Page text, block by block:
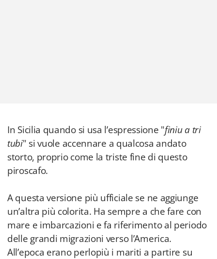
In Sicilia quando si usa l’espressione "finiu a tri
tubi" si vuole accennare a qualcosa andato
storto, proprio come la triste fine di questo
piroscafo.
A questa versione più ufficiale se ne aggiunge
un’altra più colorita. Ha sempre a che fare con
mare e imbarcazioni e fa riferimento al periodo
delle grandi migrazioni verso l’America.
All’epoca erano perlopiù i mariti a partire su